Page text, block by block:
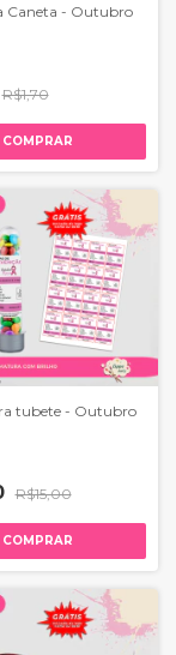
Caneta - Outubro
R$1,70
COMPRAR
tubete - Outubro
R$15,00
COMPRAR